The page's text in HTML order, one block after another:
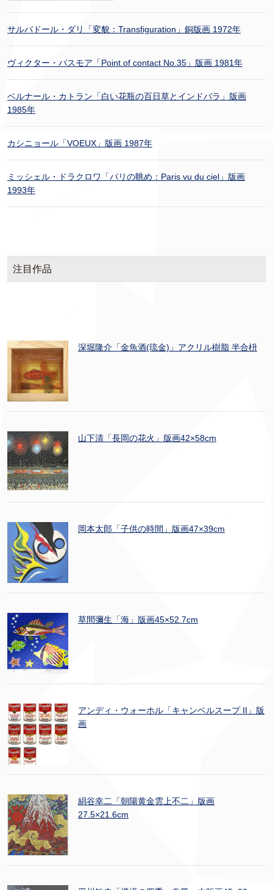
サルバドール・ダリ「変貌：Transfiguration」銅版画 1972年
ヴィクター・パスモア「Point of contact No.35」版画 1981年
ベルナール・カトラン「白い花瓶の百日草とインドバラ」版画
1985年
カシニョール「VOEUX」版画 1987年
ミッシェル・ドラクロワ「パリの眺め：Paris vu du ciel」版画
1993年
注目作品
深堀隆介「金魚酒(琉金)」アクリル樹脂 半合枡
山下清「長岡の花火」版画42×58cm
岡本太郎「子供の時間」版画47×39cm
草間彌生「海」版画45×52.7cm
アンディ・ウォーホル「キャンベルスープ II」版
画
絹谷幸二「朝陽黄金雲上不二」版画
27.5×21.6cm